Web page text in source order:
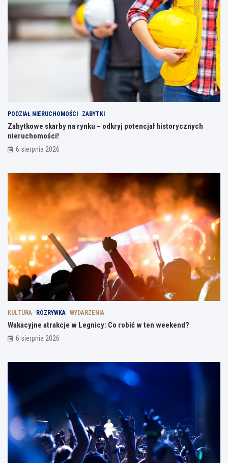
PODZIAŁ NIERUCHOMOŚCI ZABYTKI
Zabytkowe skarby na rynku – odkryj potencjał historycznych
nieruchomości!
6 sierpnia 2026
KULTURA ROZRYWKA WYDARZENIA
Wakacyjne atrakcje w Legnicy: Co robić w ten weekend?
6 sierpnia 2026